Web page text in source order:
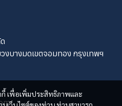
กี้ เพื่อเพิ่มประสิทธิภาพและ
บางมดเขตจอมทอง กรุงเทพฯ